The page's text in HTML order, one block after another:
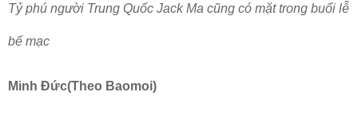
Tỷ phú người Trung Quốc Jack Ma cũng có mặt trong buổi lễ
bế mạc
Minh Đức(Theo Baomoi)